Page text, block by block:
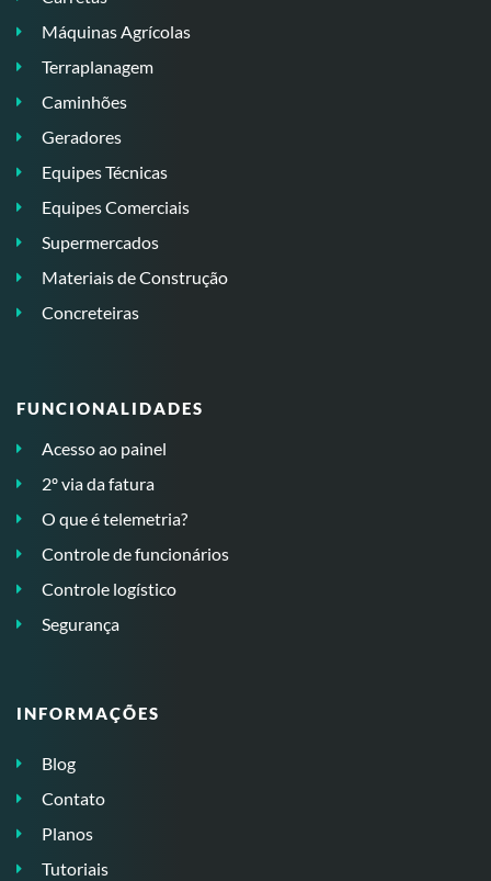
Máquinas Agrícolas
Terraplanagem
Caminhões
Geradores
Equipes Técnicas
Equipes Comerciais
Supermercados
Materiais de Construção
Concreteiras
FUNCIONALIDADES
Acesso ao painel
2º via da fatura
O que é telemetria?
Controle de funcionários
Controle logístico
Segurança
INFORMAÇÕES
Blog
Contato
Planos
Tutoriais